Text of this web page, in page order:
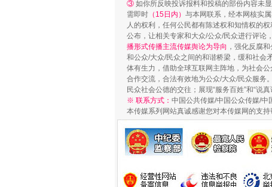
③ 如你所反映投诉报料和投稿的部份内容未
需即时 （15日内） 与本网联系，经本网核实
人的权利，任何公民都有陈述权和知情权的权
公布，让相关专家和大众/公众/民众进行评论
播形式传播主流传媒舆论为导向 ，强化反腐
和公众/大众/民众之间的和谐桥梁，缓和社会
体有生力，借助全球互联网主阵地，为社会
合作交流，合法有效地为公众/大众/民众服务
民众社会公德的交往；展现“服务百姓”和“说
※ 联系方式： 中国公共传媒/中国公众传媒/中
本传媒系列网站真诚感谢您对本传媒网的支持